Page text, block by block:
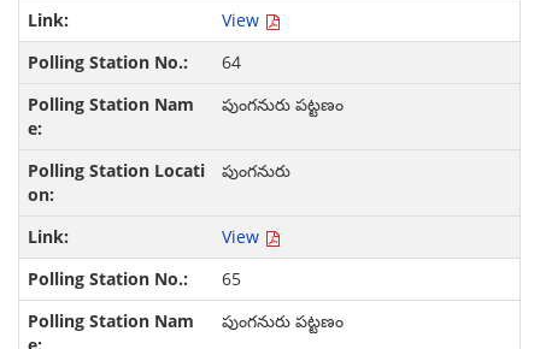
View
64
పుంగనురు పట్టణం
పుంగనురు
View
65
పుంగనురు పట్టణం